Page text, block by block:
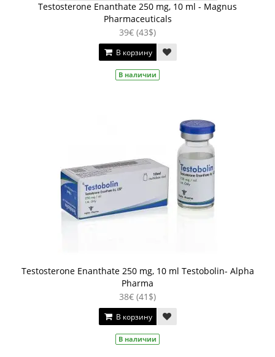
Testosterone Enanthate 250 mg, 10 ml - Magnus
Pharmaceuticals
39€ (43$)
В корзину
В наличии
Testosterone Enanthate 250 mg, 10 ml Testobolin- Alpha
Pharma
38€ (41$)
В корзину
В наличии